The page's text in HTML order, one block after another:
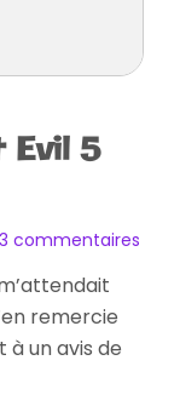
5
3 commentaires
remercie
à un avis de